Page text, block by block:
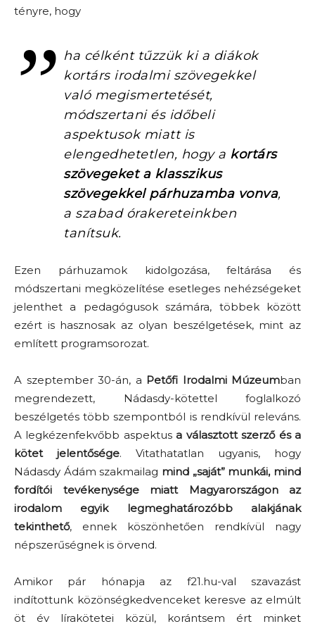
tényre, hogy
ha célként tűzzük ki a diákok
kortárs irodalmi szövegekkel
való megismertetését,
módszertani és időbeli
aspektusok miatt is
elengedhetetlen, hogy a kortárs
szövegeket a klasszikus
szövegekkel párhuzamba vonva,
a szabad órakereteinkben
tanítsuk.
Ezen párhuzamok kidolgozása, feltárása és
módszertani megközelítése esetleges nehézségeket
jelenthet a pedagógusok számára, többek között
ezért is hasznosak az olyan beszélgetések, mint az
említett programsorozat.
A szeptember 30-án, a Petőfi Irodalmi Múzeumban
megrendezett, Nádasdy-kötettel foglalkozó
beszélgetés több szempontból is rendkívül releváns.
A legkézenfekvőbb aspektus a választott szerző és a
kötet jelentősége. Vitathatatlan ugyanis, hogy
Nádasdy Ádám szakmailag mind „saját” munkái, mind
fordítói tevékenysége miatt Magyarországon az
irodalom egyik legmeghatározóbb
alakjának
tekinthető, ennek köszönhetően rendkívül nagy
népszerűségnek is örvend.
Amikor pár hónapja az f21.hu-val szavazást
indítottunk közönségkedvenceket keresve az elmúlt
öt év lírakötetei közül, korántsem ért minket